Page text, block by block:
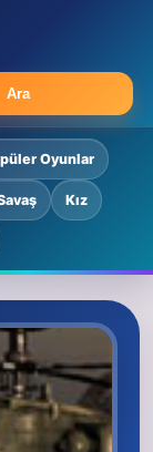
Ara
Oyunlar
Kız